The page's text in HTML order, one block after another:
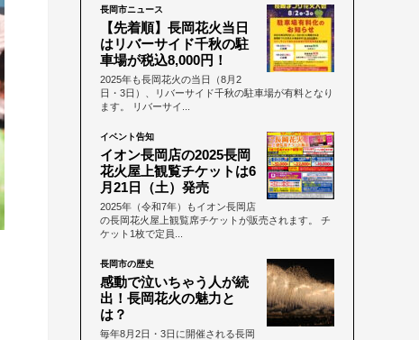
長岡市ニュース
【先着順】長岡花火当日
はリバーサイド千秋の駐
車場が税込8,000円！
2025年も長岡花火の当日（8月2
日・3日）、リバーサイド千秋の駐車場が有料となり
ます。 リバーサイ...
イベント告知
イオン長岡店の2025長岡
花火屋上観覧チケットは6
月21日（土）発売
2025年（令和7年）もイオン長岡店
の長岡花火屋上観覧席チケットが販売されます。 チ
ケット1枚で定員...
長岡市の歴史
感動で泣いちゃう人が続
出！長岡花火の魅力と
は？
毎年8月2日・3日に開催される長岡